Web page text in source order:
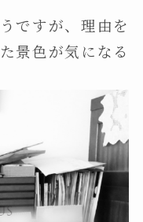
ですが、理由を
景色が気になる